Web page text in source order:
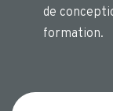
de
formation.